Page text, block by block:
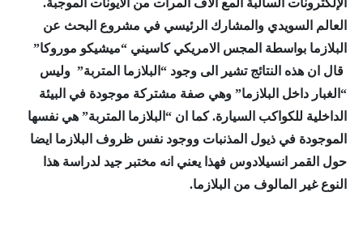
الإلكترونات السالبة المع الاف المرات من الأيونات الموجبة.
العالم السويدي والمشارك الرئيسي في مشروع البحث عن
البلازما بواسطة المجس الامريكي كاسيني “ميشيكو موروكا”
قال ان هذه النتائج تشير الى وجود “البلازما المتربة” وليس
“الغبار داخل البلازما” وهي صفة مشتركة موجودة في البيئة
الداخلية للكواكب السيارة. كما ان “البلازما المتربة” هي نفسها
الموجودة في ذيول المذنبات ووجود نفس ظروف البلازما ايضا
حول القمر انسيلادوس فهذا يعني انه مختبر جيد لدراسة هذا
النوع غير المالوف من البلازما.